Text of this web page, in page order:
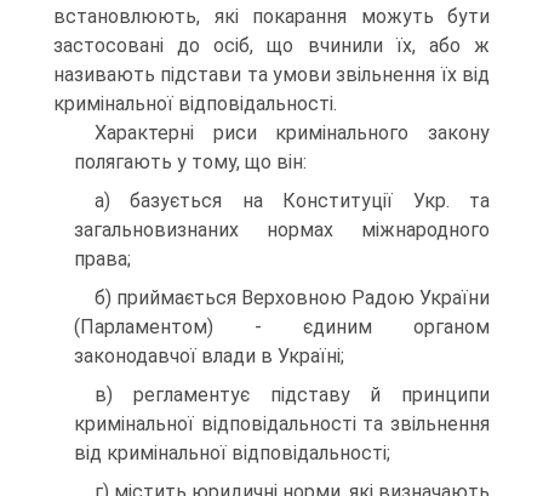
встановлюють, які покарання можуть бути
застосовані до осіб, що вчинили їх, або ж
називають підстави та умови звільнення їх від
кримінальної відповідальності.
Характерні риси кримінального закону
полягають у тому, що він:
а) базується на Конституції Укр. та
загальновизнаних нормах міжнародного
права;
б) приймається Верховною Радою України
(Парламентом) - єдиним органом
законодавчої влади в Україні;
в) регламентує підставу й принципи
кримінальної відповідальності та звільнення
від кримінальної відповідальності;